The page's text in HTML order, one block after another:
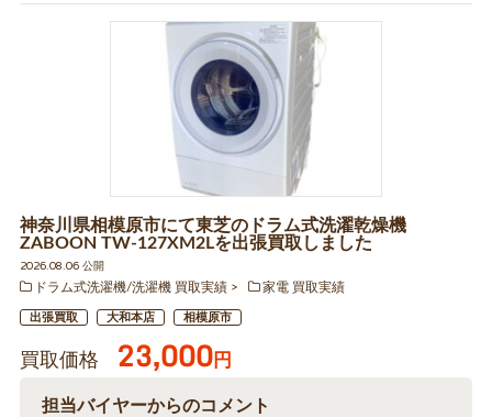
神奈川県相模原市にて東芝のドラム式洗濯乾燥機
ZABOON TW-127XM2Lを出張買取しました
2026.08.06 公開
ドラム式洗濯機/洗濯機 買取実績
家電 買取実績
出張買取 大和本店 相模原市
買取価格 23,000円
担当バイヤーからのコメント